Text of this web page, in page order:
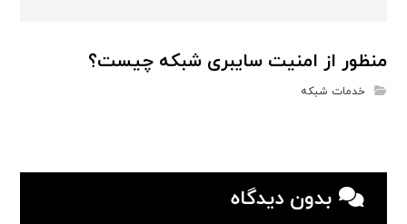
منظور از امنیت سایبری شبکه چیست؟
خدمات شبکه
بدون دیدگاه